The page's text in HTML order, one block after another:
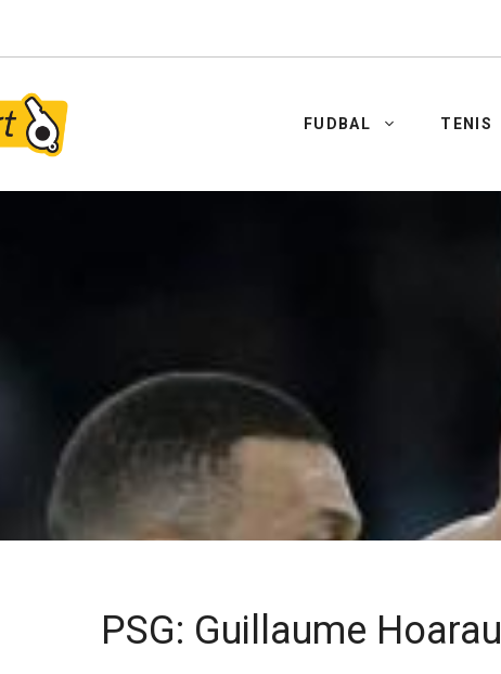
FUDBAL TENIS
PSG: Guillaume